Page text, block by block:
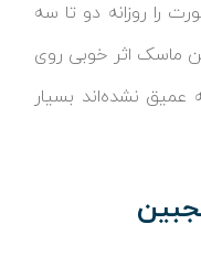
را روزانه دو تا سه
ماسک اثر خوبی روی
نشده‌اند بسیار